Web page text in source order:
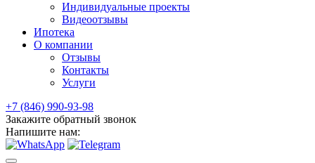
Индивидуальные проекты
Видеоотзывы
Ипотека
О компании
Отзывы
Контакты
Услуги
+7 (846) 990-93-98
Закажите обратный звонок
Напишите нам: